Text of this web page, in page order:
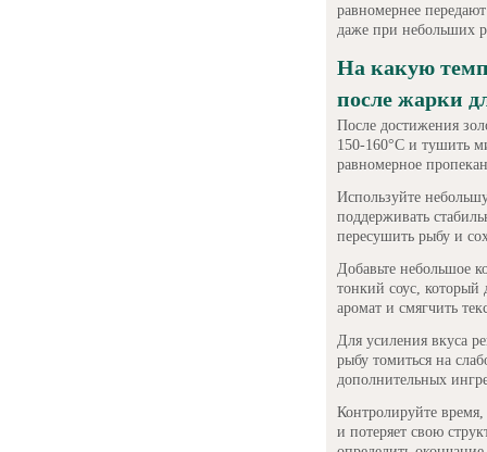
равномернее
даже при небольших
На какую
после жарки
После достижения
150-160°C и тушить
равномерное
Используйте
поддерживать
пересушить рыбу и
Добавьте небольшое
тонкий соус,
аромат и смягчить
Для усиления вкуса
рыбу томиться на
дополнительных
Контролируйте
и потеряет свою